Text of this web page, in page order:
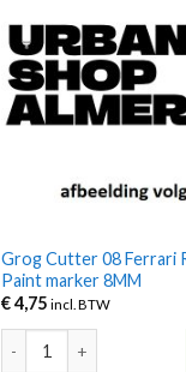
8MM aantal
Grog Cutter 08 Ferrari
Paint marker 8MM
€4,75 incl. BTW
Grog Cutter 08 Ferrari